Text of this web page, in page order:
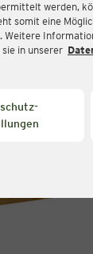
werden,
somit eine
in unserer